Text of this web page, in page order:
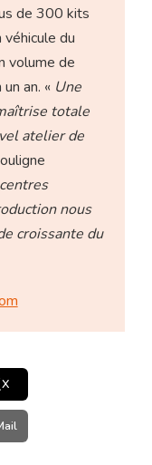
de 300 kits
du
volume de
an. « Une
totale
atelier de
nous
croissante du
X